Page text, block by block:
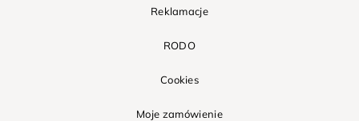
Reklamacje
RODO
Cookies
Moje zamówienie